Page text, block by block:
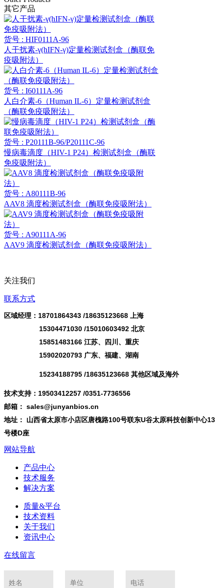
其它产品
货号 : HIF0111A-96
人干扰素-γ(hIFN-γ)定量检测试剂盒（酶联免
疫吸附法）
货号 : I60111A-96
人白介素-6（Human IL-6）定量检测试剂盒
（酶联免疫吸附法）
货号 : P20111B-96/P20111C-96
慢病毒滴度（HIV-1 P24）检测试剂盒（酶联
免疫吸附法）
货号 : A80111B-96
AAV8 滴度检测试剂盒（酶联免疫吸附法）
货号 : A90111A-96
AAV9 滴度检测试剂盒（酶联免疫吸附法）
关注我们
联系方式
区域经理：18701864343 /18635123668 上海
15304471030 /15010603492 北京
15851483166 江苏、四川、重庆
15902020793 广东、福建、湖南
15234188795 /18635123668 其他区域及海外
技术支持：19503412257 /0351-7736556
邮箱： sales@junyanbios.cn
地址： 山西省太原市小店区唐槐路100号联东U谷太原科技创新中心13
号楼D座
网站导航
产品中心
技术服务
解决方案
质量&平台
技术资料
关于我们
资讯中心
在线留言